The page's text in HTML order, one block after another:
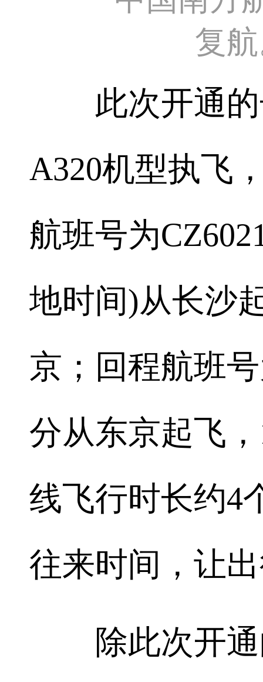
复
此次开通的
A320机型执飞
航班号为
地时间)从长沙
京；回程航班
分从东京起飞
线飞行时长约4
往来时间，让
除此次开通